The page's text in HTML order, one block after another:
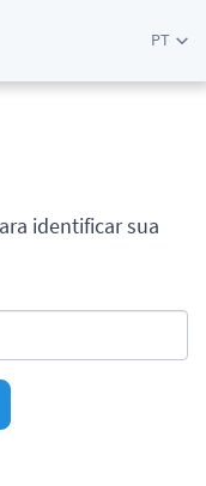
PT
identificar sua